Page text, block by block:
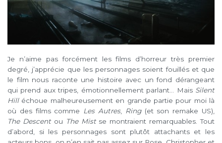
Je n’aime pas forcément les films d’horreur très premier
degré, j’apprécie que les personnages soient fouillés et que
le film nous raconte une histoire avec un fond dérangeant
qui prend aux tripes, émotionnellement parlant… Mais Silent
Hilléchoue malheureusement en grande partie pour moi là
où des films comme Les Autres, Ring(et son remake US),
The Descentou The Mistse montraient remarquables. Tout
d’abord, si les personnages sontplutôt attachants et les